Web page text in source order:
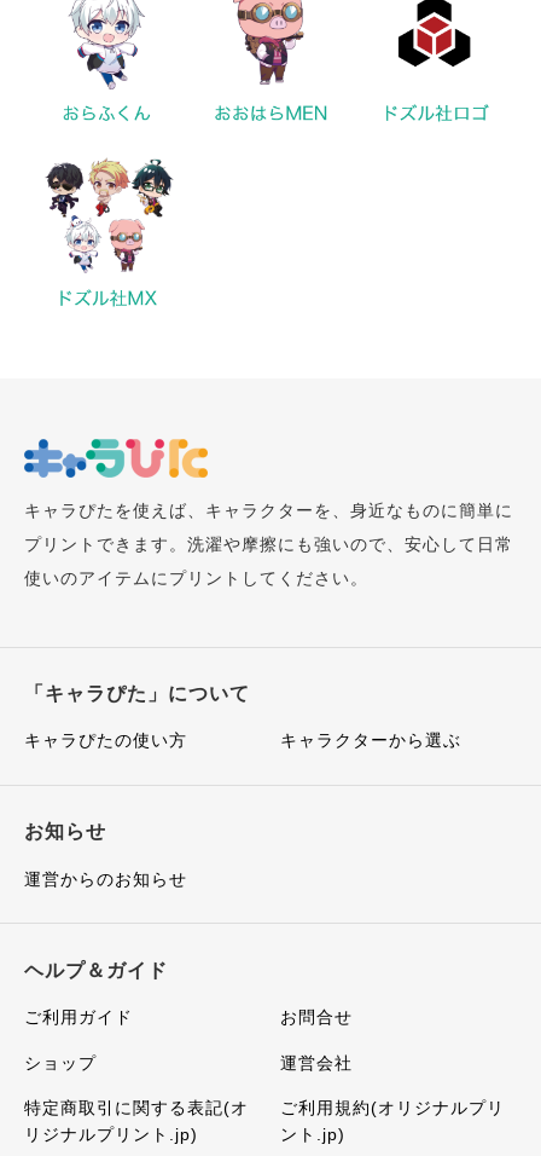
キャラぴたを使えば、キャラクターを、身近なものに簡単に
プリントできます。洗濯や摩擦にも強いので、安心して日常
使いのアイテムにプリントしてください。
「キャラぴた」について
キャラぴたの使い方 キャラクターから選ぶ
お知らせ
運営からのお知らせ
ヘルプ＆ガイド
ご利用ガイド お問合せ
ショップ 運営会社
特定商取引に関する表記(オ
リジナルプリント.jp)
ご利用規約(オリジナルプリ
ント.jp)